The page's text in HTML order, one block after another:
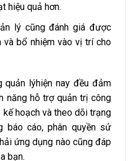
hiệu quả hơn.
lý cũng đánh giá được
và bổ nhiệm vào vị trí cho
quản lýhiện nay đều đảm
năng hỗ trợ quản trị công
hoạch và theo dõi trạng
báo cáo, phân quyền sử
ứng dụng nào cũng đáp
bạn.